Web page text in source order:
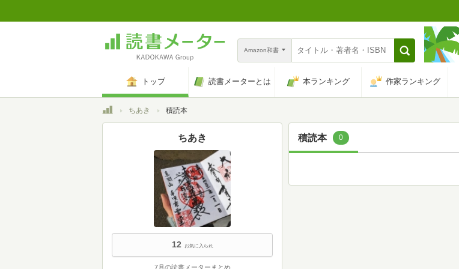
Amazon和書
トップ 読書メーターとは 本ランキング 作家ランキング
トップちあき 積読本
積読本 0
ちあき
12 お気に入られ
7月の読書メーターまとめ